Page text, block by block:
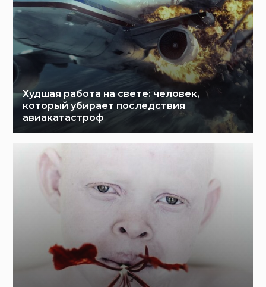
Худшая работа на свете: человек,
который убирает последствия
авиакатастроф